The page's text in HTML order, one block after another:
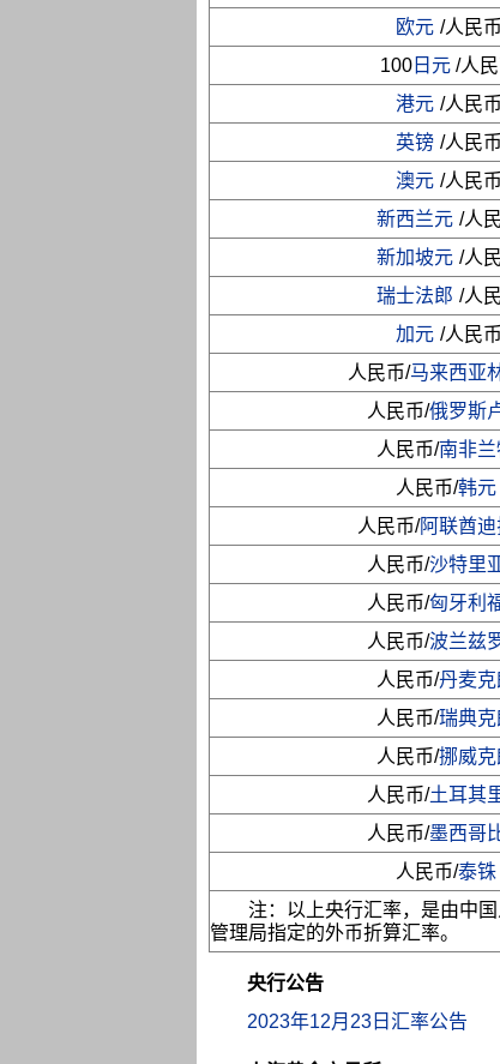
欧元 /人民币
100日元 /人
港元 /人民币
英镑 /人民币
澳元 /人民币
新西兰元 /人
新加坡元 /人
瑞士法郎 /人
加元 /人民币
人民币/马来西亚
人民币/俄罗斯
人民币/南非兰
人民币/韩元
人民币/阿联酋
人民币/沙特里
人民币/匈牙利
人民币/波兰兹
人民币/丹麦克
人民币/瑞典克
人民币/挪威克
人民币/土耳其
人民币/墨西哥
人民币/泰铢
注：以上央行汇率，是由中
管理局指定的外币折算汇率。
央行公告
2023年12月23日汇率公告